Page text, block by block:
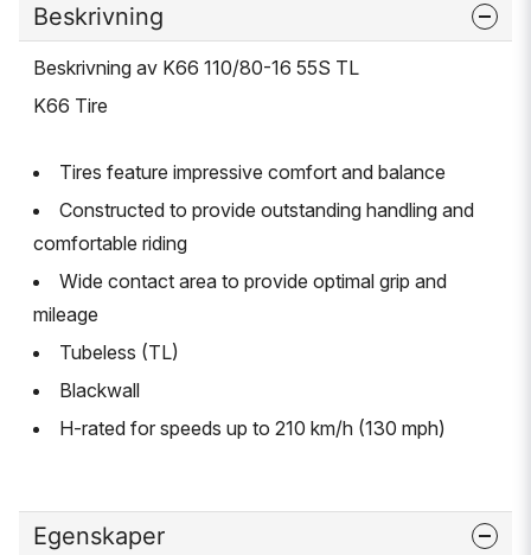
Beskrivning
Beskrivning av K66 110/80-16 55S TL
K66 Tire
Tires feature impressive comfort and balance
Constructed to provide outstanding handling and
comfortable riding
Wide contact area to provide optimal grip and
mileage
Tubeless (TL)
Blackwall
H-rated for speeds up to 210 km/h (130 mph)
Egenskaper